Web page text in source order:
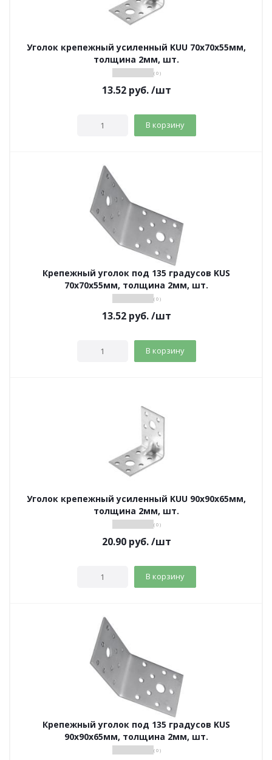
Уголок крепежный усиленный KUU 70х70х55мм,
толщина 2мм, шт.
( 0 )
13.52руб. /шт
В корзину
Крепежный уголок под 135 градусов KUS
70х70х55мм, толщина 2мм, шт.
( 0 )
13.52руб. /шт
В корзину
Уголок крепежный усиленный KUU 90х90х65мм,
толщина 2мм, шт.
( 0 )
20.90руб. /шт
В корзину
Крепежный уголок под 135 градусов KUS
90х90х65мм, толщина 2мм, шт.
( 0 )